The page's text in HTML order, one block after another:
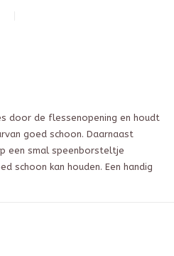
door de flessenopening en houdt
goed schoon. Daarnaast
een smal speenborsteltje
schoon kan houden. Een handig